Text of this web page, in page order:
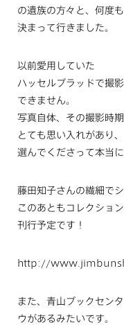
の遺族の方々と、何度も
決まって行きました。
以前愛用していた
ハッセルブラッドで撮
できません。
写真自体、その撮影時期
とても思い入れがあり、
選んでくださって本当に
藤田知子さんの繊細で
このあともコレクショ
刊行予定です！
http://
また、青山ブックセン
ウがあるみたいです。